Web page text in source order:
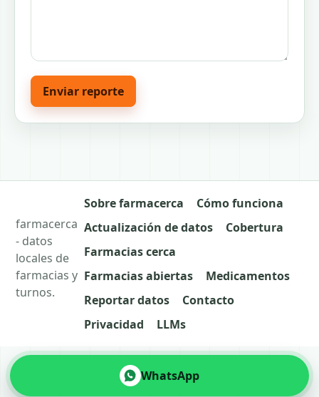
Enviar reporte
WhatsApp
farmacerca
- datos
locales de
farmacias y
turnos.
Sobre farmacerca
Cómo funciona
Actualización de datos
Cobertura
Farmacias cerca
Farmacias abiertas
Medicamentos
Reportar datos
Contacto
Privacidad
LLMs